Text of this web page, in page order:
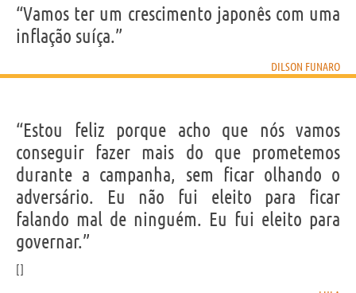
“Vamos ter um crescimento japonês com uma
inflação suíça.”
DILSON FUNARO
“Estou feliz porque acho que nós vamos
conseguir fazer mais do que prometemos
durante a campanha, sem ficar olhando o
adversário. Eu não fui eleito para ficar
falando mal de ninguém. Eu fui eleito para
governar.”